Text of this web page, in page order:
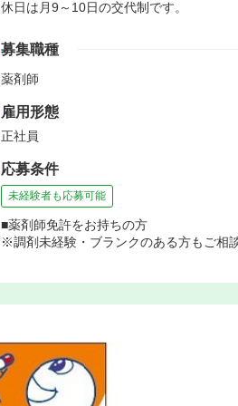
休日は月9～10日の交代制です。
募集職種
薬剤師
雇用形態
正社員
応募条件
未経験者も応募可能
■薬剤師免許をお持ちの方
※調剤未経験・ブランクのある方もご相